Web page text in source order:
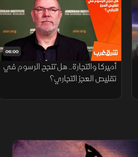
06:00
أميركا والتجارة.. هل تنجح الرسوم في
تقليص العجز التجاري؟